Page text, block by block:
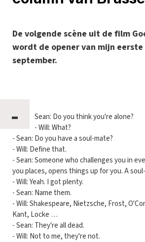
De volgende scène uit de film
wordt de opener van mijn
september.
-
Sean: Do you think you're alone?
- Will: What?
- Sean: Do you have a soul-mate?
- Will: Define that.
- Sean: Someone who challenges you in
you places, opens things up for you. A
- Will: Yeah. I got plenty.
- Sean: Name them.
- Will: Shakespeare, Nietzsche, Frost,
Kant, Locke …
- Sean: They're all dead.
- Will: Not to me, they're not.